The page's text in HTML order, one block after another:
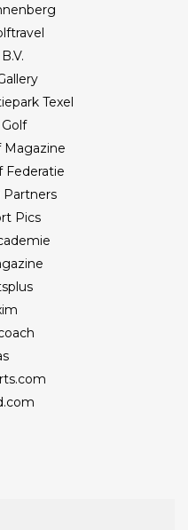
Texel
Magazine
Federatie
Partners
Pics